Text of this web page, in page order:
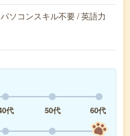
ソコンスキル不要 / 英語力
代 50代
60代